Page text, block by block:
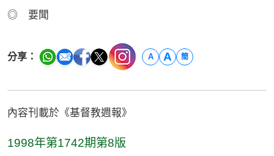
◎ 要聞
分享： A A 簡
內容刊載於《基督教週報》
1998年第1742期第8版